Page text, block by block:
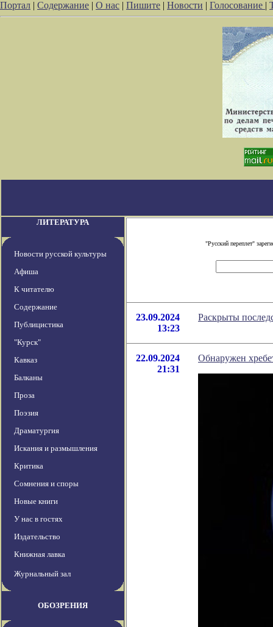
Портал | Содержание | О нас | Пишите | Новости | Голосование |
ЛИТЕРАТУРА
Новости русской культуры
Афиша
К читателю
Содержание
Публицистика
"Курск"
Кавказ
Балканы
Проза
Поэзия
Драматургия
Искания и размышления
Критика
Сомнения и споры
Новые книги
У нас в гостях
Издательство
Книжная лавка
Журнальный зал
ОБОЗРЕНИЯ
"Русский переплет"
23.09.2024
13:23
Раскрыты
22.09.2024
21:31
Обнаружен